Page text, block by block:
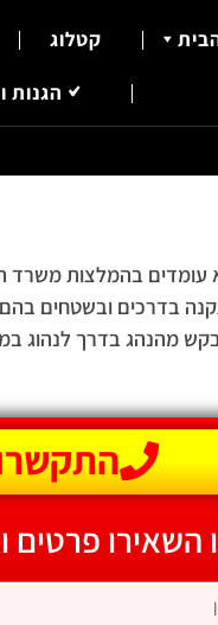
קטלוג
הגנות
בהמלצות משרד
בדרכים ובשטחים
מהנהג בדרך לנהוג
התקשרו 072-
השאירו פרטים